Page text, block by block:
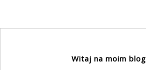
Witaj na moim